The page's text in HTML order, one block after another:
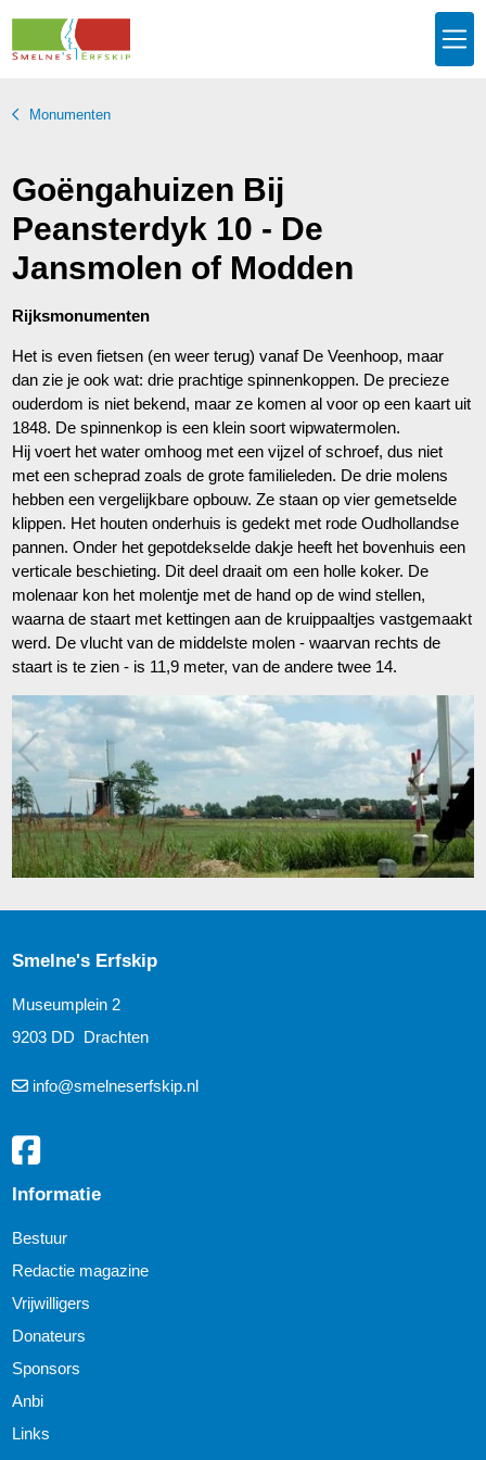
Monumenten
Goëngahuizen Bij
Peansterdyk 10 - De
Jansmolen of Modden
Rijksmonumenten
Het is even fietsen (en weer terug) vanaf De Veenhoop, maar
dan zie je ook wat: drie prachtige spinnenkoppen. De precieze
ouderdom is niet bekend, maar ze komen al voor op een kaart uit
1848. De spinnenkop is een klein soort wipwatermolen.
Hij voert het water omhoog met een vijzel of schroef, dus niet
met een scheprad zoals de grote familieleden. De drie molens
hebben een vergelijkbare opbouw. Ze staan op vier gemetselde
klippen. Het houten onderhuis is gedekt met rode Oudhollandse
pannen. Onder het gepotdekselde dakje heeft het bovenhuis een
verticale beschieting. Dit deel draait om een holle koker. De
molenaar kon het molentje met de hand op de wind stellen,
waarna de staart met kettingen aan de kruippaaltjes vastgemaakt
werd. De vlucht van de middelste molen - waarvan rechts de
staart is te zien - is 11,9 meter, van de andere twee 14.
Smelne's Erfskip
Museumplein 2
9203 DD Drachten
info@smelneserfskip.nl
Informatie
Bestuur
Redactie magazine
Vrijwilligers
Donateurs
Sponsors
Anbi
Links